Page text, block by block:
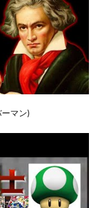
マン)